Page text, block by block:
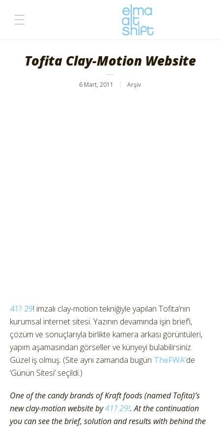
Tofita Clay-Motion Website
6 Mart, 2011 Arşiv
41? 29! imzalı clay-motion tekniğiyle yapılan Tofita’nın
kurumsal internet sitesi. Yazının devamında işin brief’i,
çözüm ve sonuçlarıyla birlikte kamera arkası görüntüleri,
yapım aşamasından görseller ve künyeyi bulabilirsiniz.
Güzel iş olmuş. (Site aynı zamanda bugün TheFWA’de
‘Günün Sitesi’ seçildi.)
One of the candy brands of Kraft foods (named Tofita)’s
new clay-motion website by41? 29!. At the continuation
you can see the brief, solution and results with behind the